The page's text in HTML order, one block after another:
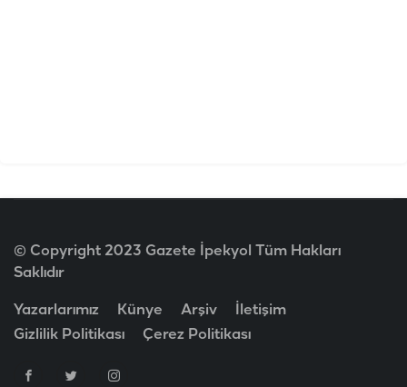
© Copyright 2023 Gazete İpekyol Tüm Hakları
Saklıdır
Yazarlarımız Künye Arşiv
İletişim
Gizlilik Politikası
Çerez Politikası